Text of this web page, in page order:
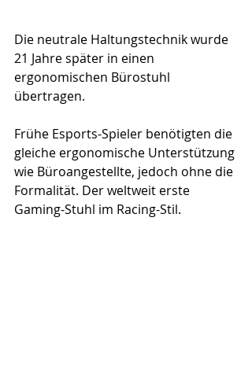
Die neutrale Haltungstechnik wurde
21 Jahre später in einen
ergonomischen Bürostuhl
übertragen.
Frühe Esports-Spieler benötigten die
gleiche ergonomische Unterstützung
wie Büroangestellte, jedoch ohne die
Formalität. Der weltweit erste
Gaming-Stuhl im Racing-Stil.